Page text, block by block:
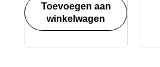
Toevoegen aan
winkelwagen